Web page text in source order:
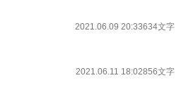
2021.06.09 20:33634文字
2021.06.11 18:02856文字